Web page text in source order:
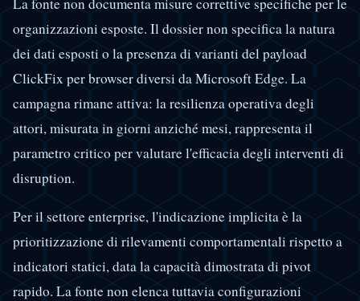
organizzazioni esposte. Il dossier non specifica la natura
dei dati esposti o la presenza di varianti del payload
ClickFix per browser diversi da Microsoft Edge. La
campagna rimane attiva: la resilienza operativa degli
attori, misurata in giorni anziché mesi, rappresenta il
parametro critico per valutare l'efficacia degli interventi di
disruption.
Per il settore enterprise, l'indicazione implicita è la
prioritizzazione di rilevamenti comportamentali rispetto a
indicatori statici, data la capacità dimostrata di pivot
rapido. La fonte non elenca tuttavia configurazioni